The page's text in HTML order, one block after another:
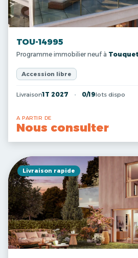
TOU-14995
Programme immobilier neuf à
Accession libre
Livraison1T 2027 0/19lots dispo
A PARTIR DE
Nous consulter
Livraison rapide